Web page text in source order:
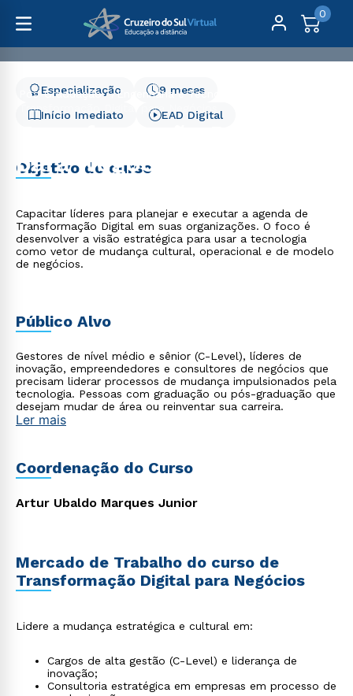
0
Pós-Graduação
Engenharia e Tecnologia
Transformação Digital para Negócios
para Negócios
Início Imediato
9 meses
Especialização
EAD Digital
Objetivo do curso
Capacitar líderes para planejar e executar a agenda de
Transformação Digital em suas organizações. O foco é
desenvolver a visão estratégica para usar a tecnologia
como vetor de mudança cultural, operacional e de modelo
de negócios.
Público Alvo
Gestores de nível médio e sênior (C-Level), líderes de
inovação, empreendedores e consultores de negócios que
precisam liderar processos de mudança impulsionados pela
tecnologia. Pessoas com graduação ou pós-graduação que
desejam mudar de área ou reinventar sua carreira.
Ler mais
Coordenação do Curso
Artur Ubaldo Marques Junior
Mercado de Trabalho do curso de
Transformação Digital para Negócios
Lidere a mudança estratégica e cultural em:
Cargos de alta gestão (C-Level) e liderança de
inovação;
Consultoria estratégica em empresas em processo de